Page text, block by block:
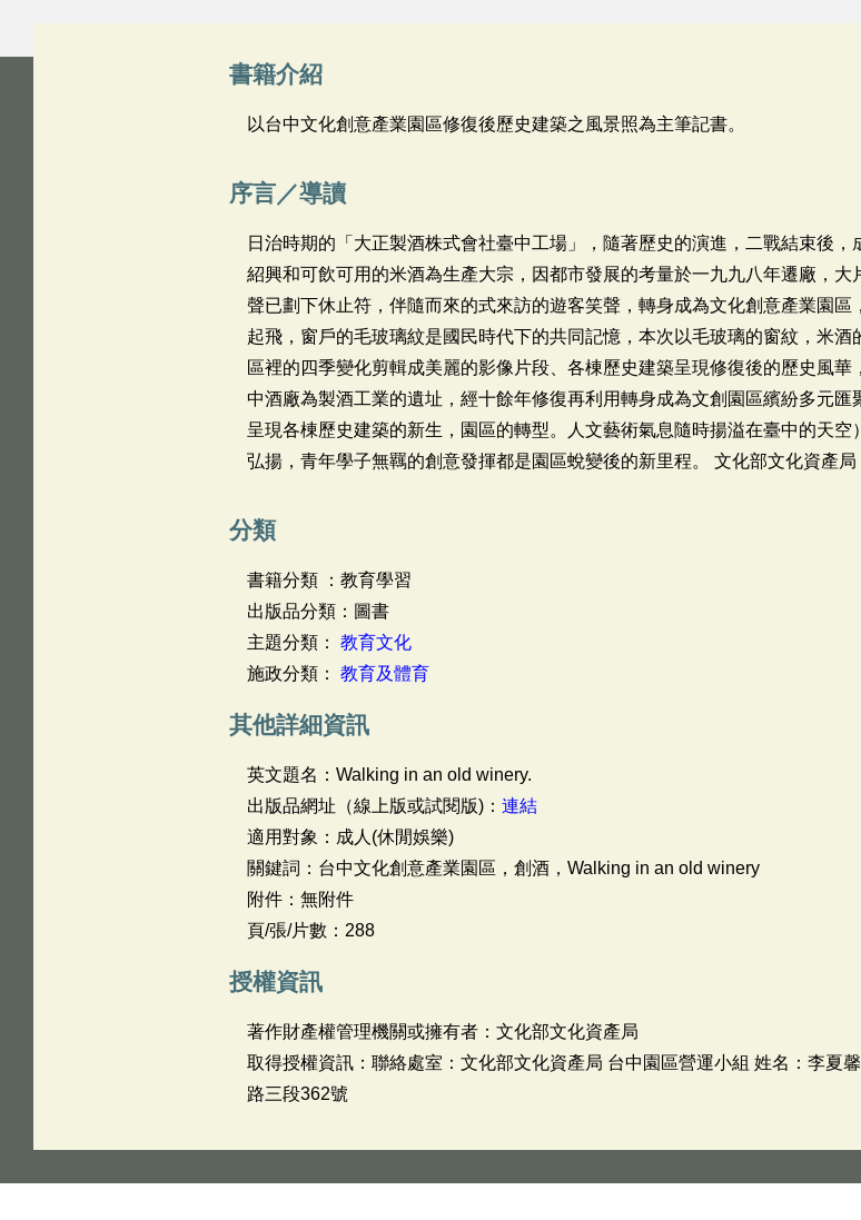
書籍介紹
以台中文化創意產業園區修復後歷史建築之風景照為主筆記書。
序言／導讀
日治時期的「大正製酒株式會社臺中工場」，隨著歷史的演進，二戰結束後，
紹興和可飲可用的米酒為生產大宗，因都市發展的考量於一九九八年遷廠，
聲已劃下休止符，伴隨而來的式來訪的遊客笑聲，轉身成為文化創意產業園
起飛，窗戶的毛玻璃紋是國民時代下的共同記憶，本次以毛玻璃的窗紋，米
區裡的四季變化剪輯成美麗的影像片段、各棟歷史建築呈現修復後的歷史風
中酒廠為製酒工業的遺址，經十餘年修復再利用轉身成為文創園區繽紛多元
呈現各棟歷史建築的新生，園區的轉型。人文藝術氣息隨時揚溢在臺中的天
弘揚，青年學子無羈的創意發揮都是園區蛻變後的新里程。 文化部文化資產局
分類
書籍分類 ：教育學習
出版品分類：圖書
主題分類： 教育文化
施政分類： 教育及體育
其他詳細資訊
英文題名： Walking in an old winery.
出版品網址（線上版或試閱版)： 連結
適用對象：成人(休閒娛樂)
關鍵詞：台中文化創意產業園區，創酒，Walking in an old winery
附件：無附件
頁/張/片數：288
授權資訊
著作財產權管理機關或擁有者：文化部文化資產局
取得授權資訊：聯絡處室：文化部文化資產局 台中園區營運小組 姓名：李夏
路三段362號